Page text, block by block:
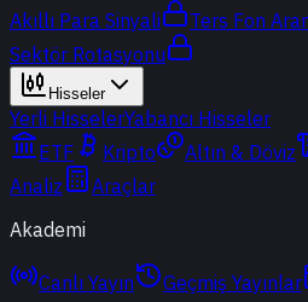
Akıllı Para Sinyali
Ters Fon
Sektör Rotasyonu
Hisseler
Yerli HisselerYabancı Hisseler
ETF
Kripto Altın & Döviz
Analiz
Araçlar
Akademi
Canlı Yayın Geçmiş Yayınlar